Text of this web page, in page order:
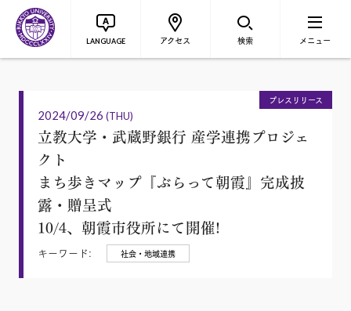
LANGUAGE アクセス 検索 メニュー
2024/09/26 (THU)
プレスリリース
立教大学・武蔵野銀行 産学連携プロジェ
クト
まち歩きマップ『ぶらって朝霞』完成披
露・贈呈式
10/4、朝霞市役所にて開催!
キーワード: 社会・地域連携